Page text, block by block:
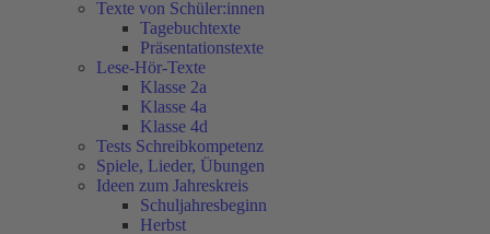
Texte von Schüler:innen
Tagebuchtexte
Präsentationstexte
Lese-Hör-Texte
Klasse 2a
Klasse 4a
Klasse 4d
Tests Schreibkompetenz
Spiele, Lieder, Übungen
Ideen zum Jahreskreis
Schuljahresbeginn
Herbst